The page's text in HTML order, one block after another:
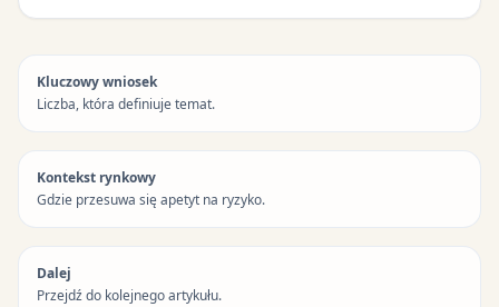
Kluczowy wniosek
Liczba, która definiuje temat.
Kontekst rynkowy
Gdzie przesuwa się apetyt na ryzyko.
Dalej
Przejdź do kolejnego artykułu.